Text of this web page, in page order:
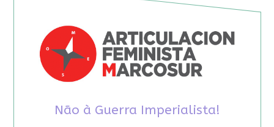
Não à Guerra Imperialista!